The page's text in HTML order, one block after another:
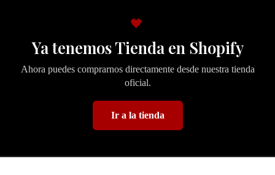
🖤
Ya tenemos Tienda en Shopify
Ahora puedes comprarnos directamente desde nuestra tienda
oficial.
Ir a la tienda